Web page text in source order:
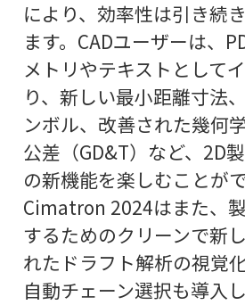
により、効率性は引き続
ます。CADユーザーは、
メトリやテキストとして
り、新しい最小距離寸法
ンボル、改善された幾何
公差（GD&T）など、2D
の新機能を楽しむことがで
Cimatron 2024はまた、
するためのクリーンで新
れたドラフト解析の視覚
自動チェーン選択も導入し